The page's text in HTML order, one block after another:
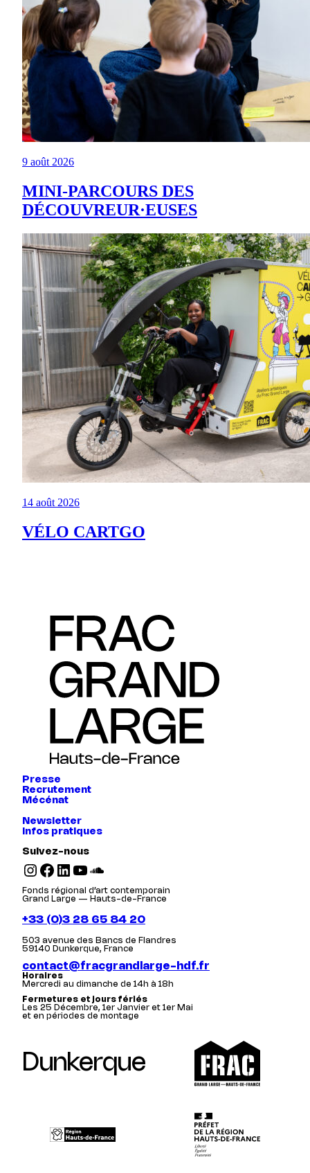
9 août 2026
MINI-PARCOURS DES
DÉCOUVREUR·EUSES
14 août 2026
VÉLO CARTGO
Presse
Recrutement
Mécénat
Newsletter
Infos pratiques
Suivez-nous
Instagram Facebook LinkedIn YouTube SoundCloud
Fonds régional d’art contemporain
Grand Large — Hauts-de-France
+33 (0)3 28 65 84 20
503 avenue des Bancs de Flandres
59140 Dunkerque, France
contact@fracgrandlarge-hdf.fr
Horaires
Mercredi au dimanche de 14h à 18h
Fermetures et jours fériés
Les 25 Décembre, 1er Janvier et 1er Mai
et en périodes de montage
Dunkerque